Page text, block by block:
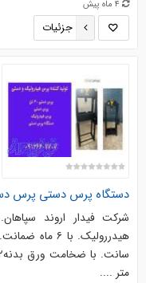
4 ماه پیش
جزئیات
دستگاه پرس دستی پرس دستی۳۰ تن پرس برقی
شرکت فیدار اروند
متر ....